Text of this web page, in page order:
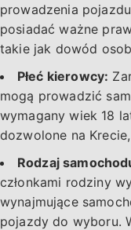
prowadzenia
posiadać ważne
takie jak dowód
Płeć kierowcy:
mogą prowadzić
wymagany wiek 18
dozwolone na
Rodzaj
członkami rodziny
wynajmujące
pojazdy do wyboru.